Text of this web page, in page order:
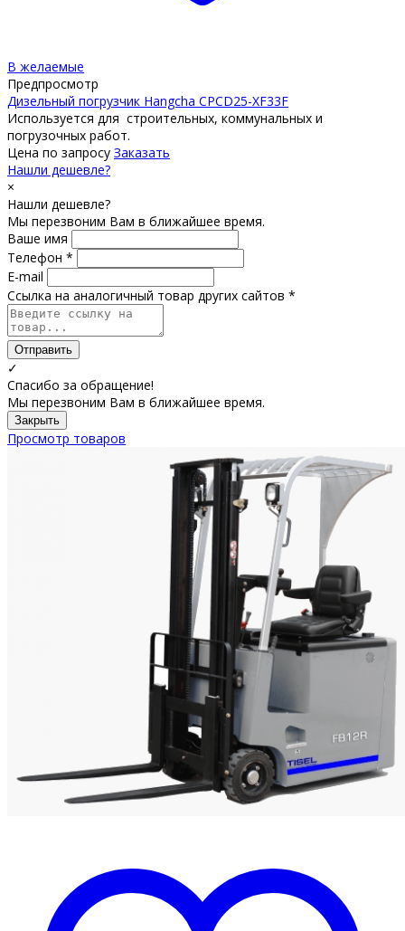
В желаемые
Предпросмотр
Дизельный погрузчик Hangcha CPCD25-XF33F
Используется для строительных, коммунальных и
погрузочных работ.
Цена по запросу Заказать
Нашли дешевле?
×
Нашли дешевле?
Мы перезвоним Вам в ближайшее время.
Ваше имя
Телефон *
E-mail
Ссылка на аналогичный товар других сайтов *
Отправить
✓
Спасибо за обращение!
Мы перезвоним Вам в ближайшее время.
Закрыть
Просмотр товаров